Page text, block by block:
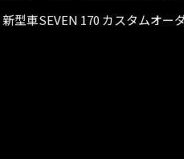
新型車SEVEN 170 カスタムオー